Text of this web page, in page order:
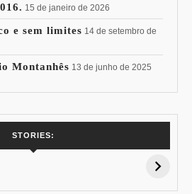
15 de janeiro de 2026
e sem limites 14 de setembro de
Montanhês 13 de junho de 2025
STORIES:
Pessoal: Os